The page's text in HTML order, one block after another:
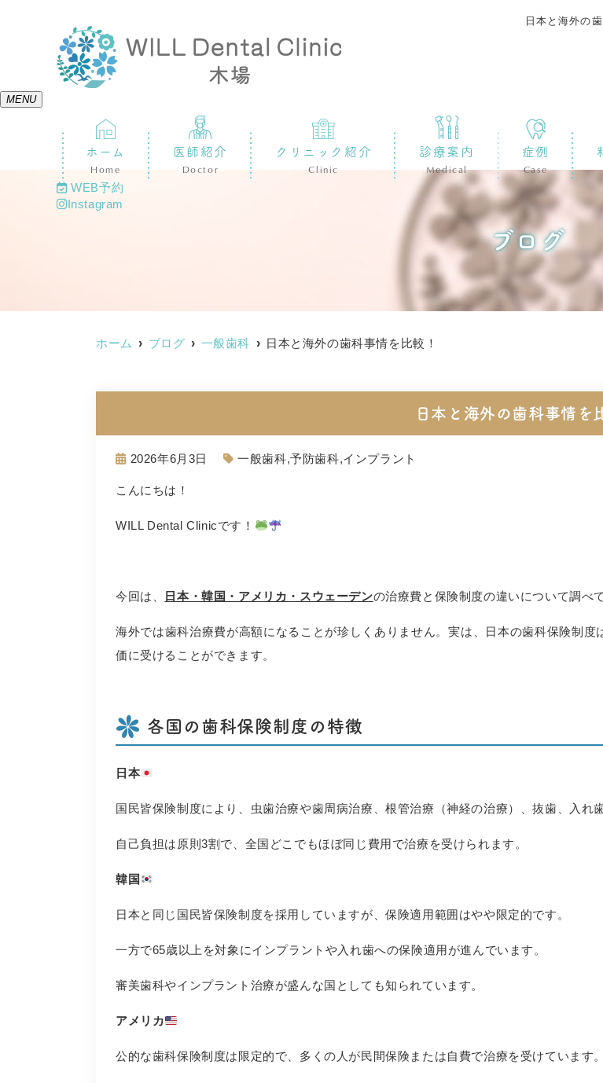
日本と海外の
MENU
ホーム
Home
医師紹介
Doctor
クリニック紹介
Clinic
診療案内
Medical
症例
Case
WEB予約
Instagram
ブログ
ホーム ブログ 一般歯科 日本と海外の歯科事情を比較！
日本と海外の歯科事情を
2026年6月3日 一般歯科,予防歯科,インプラント
こんにちは！
WILL Dental Clinicです！
今回は、 日本・韓国・アメリカ・スウェーデンの治療費と保険制度の違いについて調べ
海外では歯科治療費が高額になることが珍しくありません。実は、日本の歯科保険制
価に受けることができます。
各国の歯科保険制度の特徴
日本
国民皆保険制度により、虫歯治療や歯周病治療、根管治療（神経の治療）、抜歯、入れ
自己負担は原則3割で、全国どこでもほぼ同じ費用で治療を受けられます。
韓国
日本と同じ国民皆保険制度を採用していますが、保険適用範囲はやや限定的です。
一方で65歳以上を対象にインプラントや入れ歯への保険適用が進んでいます。
審美歯科やインプラント治療が盛んな国としても知られています。
アメリカ
公的な歯科保険制度は限定的で、多くの人が民間保険または自費で治療を受けています。